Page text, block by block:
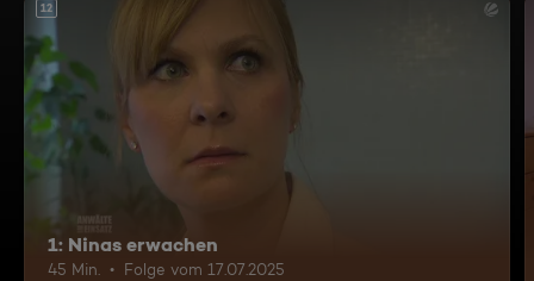
12
1: Ninas erwachen
45 Min. Folge vom 17.07.2025